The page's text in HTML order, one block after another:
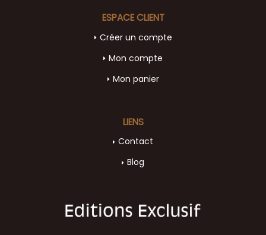
LIENS
Contact
Blog
ESPACE CLIENT
Créer un compte
Mon compte
Mon panier